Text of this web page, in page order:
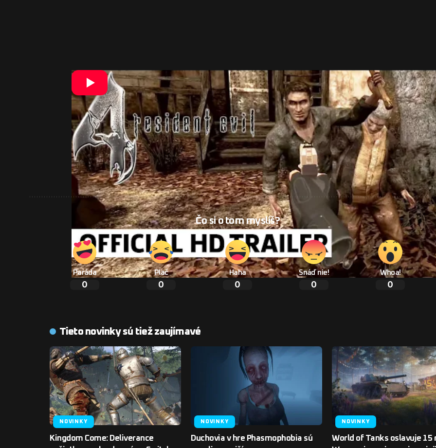
Nie je to však po prvýkrát čo hra zo série Resident Evil dostane VR.Resident evil 7 malo
podporu PSVR, ktorá však nebola dostupná pre PC verziu. Nie je jasné či Resident Evil 4 VR
bude exkluzivitou pre Oculus Quest 2, ale vzhľadom na fakt, že je na Facebook-u okolo toho
veľké haló, tak si môžete tipnúť.
Okrem toho však počas tejto prezentácie bolo odhalených aj pár ďalších zaujímavostí.
z nich je nový trailer ainformácieo hlavnom deji ôsmeho pokračovania Resident Evil, ako aj
demo ukážke. Village všakdostanepo rokoch aj herný režim The Mercenaries s viacerými
novinkami.
Čo si o tom myslíš?
Paráda
0
Plač
0
Haha
0
Snáď nie!
0
Whoa!
0
Tieto novinky sú tiež zaujímavé
NOVINKY
Kingdom Come: Deliverance
NOVINKY
Duchovia v hre Phasmophobia sú
NOVINKY
World of Tanks oslavuje 15